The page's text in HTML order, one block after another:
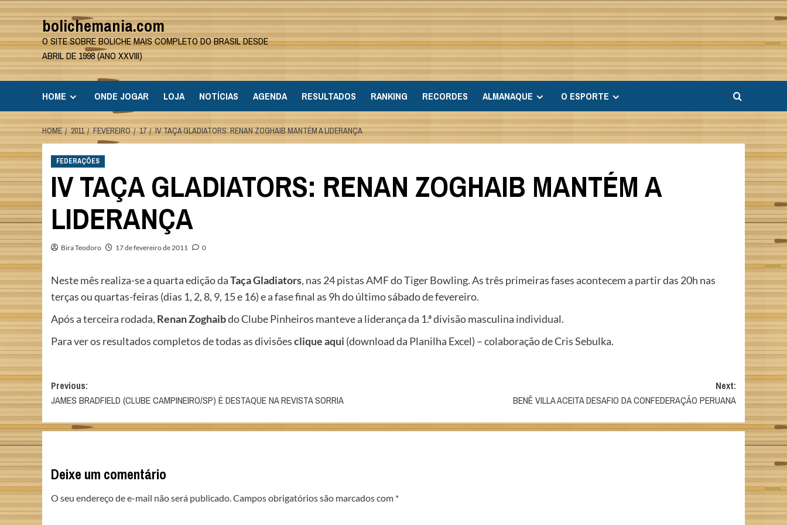
Skip
to
content
bolichemania.com
O SITE SOBRE BOLICHE MAIS COMPLETO DO BRASIL DESDE
ABRIL DE 1998 (ANO XXVIII)
HOME ONDE JOGAR LOJA NOTÍCIAS AGENDA RESULTADOS RANKING RECORDES ALMANAQUE O ESPORTE
HOME 2011 FEVEREIRO 17 IV TAÇA GLADIATORS: RENAN ZOGHAIB MANTÉM A LIDERANÇA
FEDERAÇÕES
IV TAÇA GLADIATORS: RENAN ZOGHAIB MANTÉM A
LIDERANÇA
Bira Teodoro 17 de fevereiro de 2011 0
Neste mês realiza-se a quarta edição daTaça Gladiators, nas 24 pistas AMF do Tiger Bowling. As três primeiras fases acontecem a partir das 20h nas
terças ou quartas-feiras (dias 1, 2, 8, 9, 15 e 16) e a fase final as 9h do último sábado de fevereiro.
Após a terceira rodada, Renan Zoghaibdo Clube Pinheiros manteve a liderança da 1.ª divisão masculina individual.
Para ver os resultados completos de todas as divisõesclique aqui (download da Planilha Excel) – colaboração de Cris Sebulka.
Post
navigation
Previous:
JAMES BRADFIELD (CLUBE CAMPINEIRO/SP) É DESTAQUE NA REVISTA SORRIA
Next:
BENÊ VILLA ACEITA DESAFIO DA CONFEDERAÇÃO PERUANA
Deixe um comentário
O seu endereço de e-mail não será publicado.Campos obrigatórios são marcados com *